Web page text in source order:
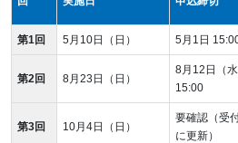
第1回 5月10日（日） 5月1日
第2回 8月23日（日）
8月12日（水
15:00
第3回 10月4日（日）
要確認（受
に更新）